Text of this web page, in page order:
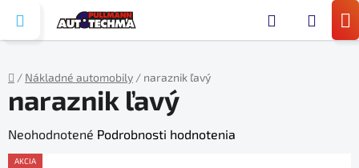
obsah
Domov
/ Nákladné automobily / naraznik ľavý
naraznik ľavý
Priemerné
hodnotenie
Neohodnotené Podrobnosti hodnotenia
AKCIA